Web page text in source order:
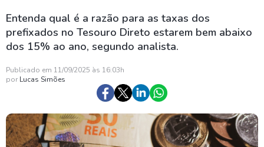
Entenda qual é a razão para as taxas dos
prefixados no Tesouro Direto estarem bem abaixo
dos 15% ao ano, segundo analista.
Publicado em 11/09/2025 às 16:03h
por Lucas Simões